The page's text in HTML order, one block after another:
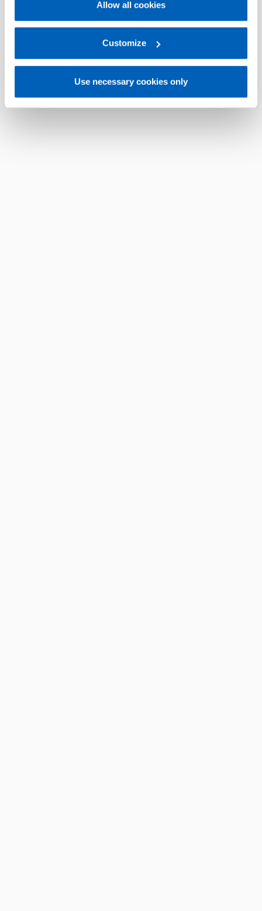
regarding processing of personal data, at the following
Gefran - Privacy Policy.
Allow all cookies
Customize
Use necessary cookies only